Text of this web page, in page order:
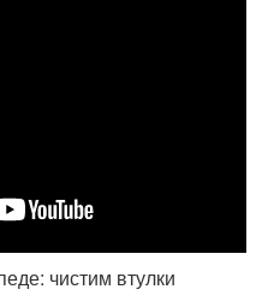
чистим втулки